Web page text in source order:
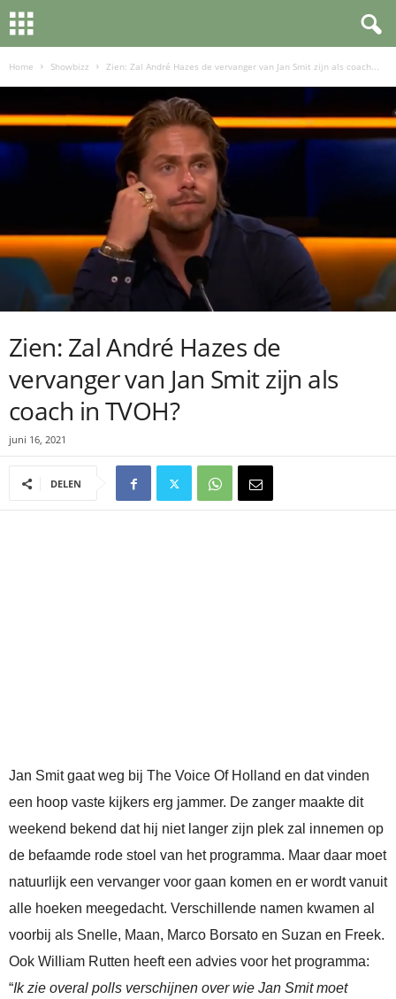
Home Showbizz Zien: Zal André Hazes de vervanger van Jan Smit zijn als coach...
Zien: Zal André Hazes de
vervanger van Jan Smit zijn als
coach in TVOH?
juni 16, 2021
DELEN
Jan Smit gaat weg bij The Voice Of Holland en dat vinden
een hoop vaste kijkers erg jammer. De zanger maakte dit
weekend bekend dat hij niet langer zijn plek zal innemen op
de befaamde rode stoel van het programma. Maar daar moet
natuurlijk een vervanger voor gaan komen en er wordt vanuit
alle hoeken meegedacht. Verschillende namen kwamen al
voorbij als Snelle, Maan, Marco Borsato en Suzan en Freek.
Ook William Rutten heeft een advies voor het programma:
“Ik zie overal polls verschijnen over wie Jan Smit moet